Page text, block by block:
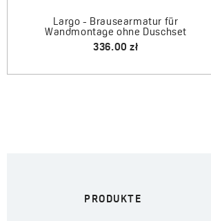
Largo - Duschsäule mit Armatur
1300.00 zł
PRODUKTE